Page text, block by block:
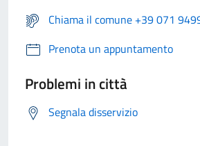
Chiama il comune +39 071
Prenota un appuntamento
Problemi in città
Segnala disservizio